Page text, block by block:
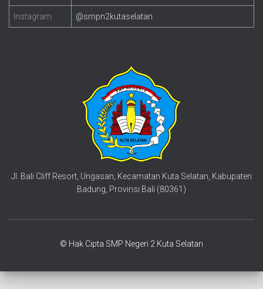
Instagram @smpn2kutaselatan
Jl. Bali Cliff Resort, Ungasan, Kecamatan Kuta Selatan, Kabupaten
Badung, Provinsi Bali (80361)
© Hak Cipta SMP Negeri 2 Kuta Selatan